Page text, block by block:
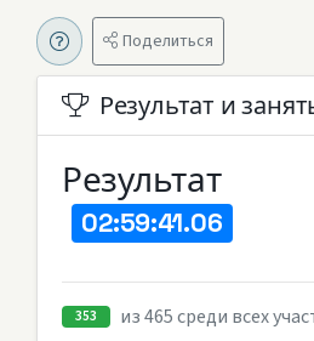
Поделиться
Результат и
Результат
02:59:41.06
353 из 465 среди всех